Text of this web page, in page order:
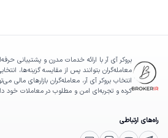
بروکر آی آر با ارائه خدمات مدرن و پشتیبانی
معامله‌گران بتوانند پس از مقایسه گزینه‌ها،
انتخاب بروکر آی آر، معامله‌گران بازارهای مالی
کرده و تجربه‌ای امن و مطلوب در معاملات خود
راه‌های ارتباطی